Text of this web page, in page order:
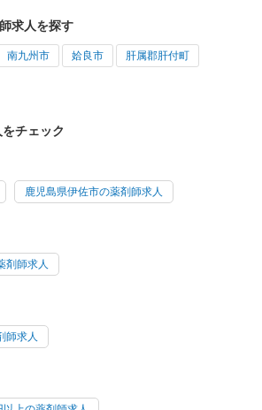
求人を探す
南九州市 姶良市 肝属郡肝付町
チェック
鹿児島県伊佐市の薬剤師求人
剤師求人
師求人